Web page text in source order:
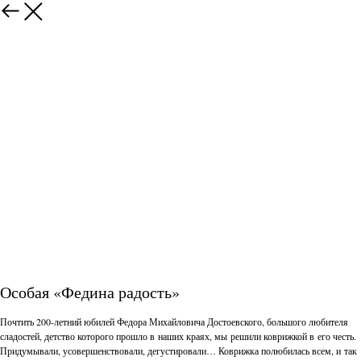
Особая «Федина радость»
Почтить 200-летний юбилей Федора Михайловича Достоевского, большого любителя
сладостей, детство которого прошло в наших краях, мы решили коврижкой в его честь.
Придумывали, усовершенствовали, дегустировали… Коврижка полюбилась всем, и так